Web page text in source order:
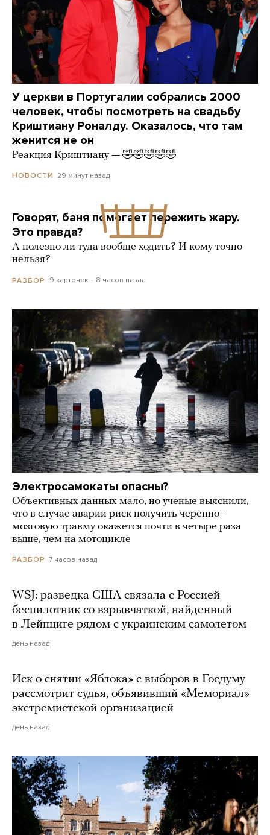
У церкви в Португалии собрались 2000
человек, чтобы посмотреть на свадьбу
Криштиану Роналду. Оказалось, что там
женится не он
Реакция Криштиану — 🤣🤣🤣🤣🤣
НОВОСТИ 29 минут назад
Говорят, баня помогает пережить жару.
Это правда?
А полезно ли туда вообще ходить? И кому точно
нельзя?
РАЗБОР 9 карточек 8 часов назад
Электросамокаты опасны?
Объективных данных мало, но ученые выяснили,
что в случае аварии риск получить черепно-
мозговую травму окажется почти в четыре раза
выше, чем на мотоцикле
РАЗБОР 7 часов назад
WSJ: разведка США связала с Россией
беспилотник со взрывчаткой, найденный
в Лейпциге рядом с украинским самолетом
день назад
Иск о снятии «Яблока» с выборов в Госдуму
рассмотрит судья, объявивший «Мемориал»
экстремистской организацией
день назад